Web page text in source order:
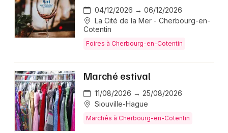
Spectacles
Concerts
Soirées
Sorties famille
Expos
Nantes
Nice
Strasbourg
Toulouse
Toutes les villes
04/12/2026 → 06/12/2026
La Cité de la Mer - Cherbourg-en-
Cotentin
Foires à Cherbourg-en-Cotentin
Marché estival
11/08/2026 → 25/08/2026
Siouville-Hague
Marchés à Cherbourg-en-Cotentin